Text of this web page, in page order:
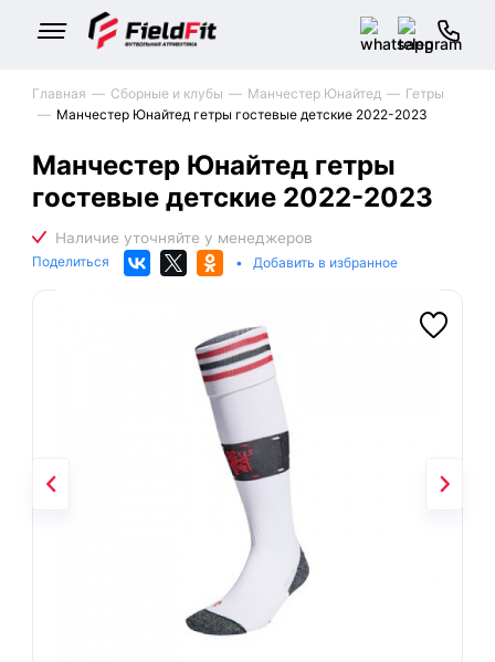
Главная Сборные и клубы Манчестер Юнайтед
Гетры
Манчестер Юнайтед гетры гостевые детские 2022-2023
Манчестер Юнайтед гетры
гостевые детские 2022-2023
Поделиться • Добавить в избранное